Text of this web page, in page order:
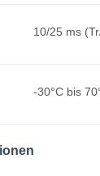
10/25 ms
-30°C bis